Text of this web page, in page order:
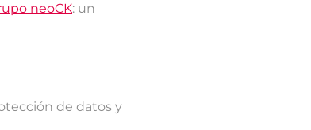
neoCK: un
de datos y